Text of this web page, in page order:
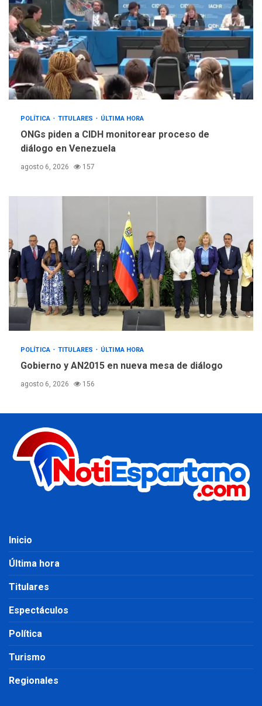
POLÍTICA TITULARES ÚLTIMA HORA
ONGs piden a CIDH monitorear proceso de
diálogo en Venezuela
agosto 6, 2026 157
POLÍTICA TITULARES ÚLTIMA HORA
Gobierno y AN2015 en nueva mesa de diálogo
agosto 6, 2026 156
Inicio
Última hora
Titulares
Espectáculos
Política
Turismo
Regionales